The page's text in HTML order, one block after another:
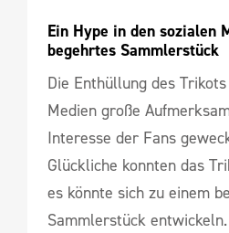
Ein Hype in den sozialen
begehrtes Sammlerstück
Die Enthüllung des
Medien große
Interesse der Fans
Glückliche konnten das
es könnte sich zu einem
Sammlerstück entwickeln.